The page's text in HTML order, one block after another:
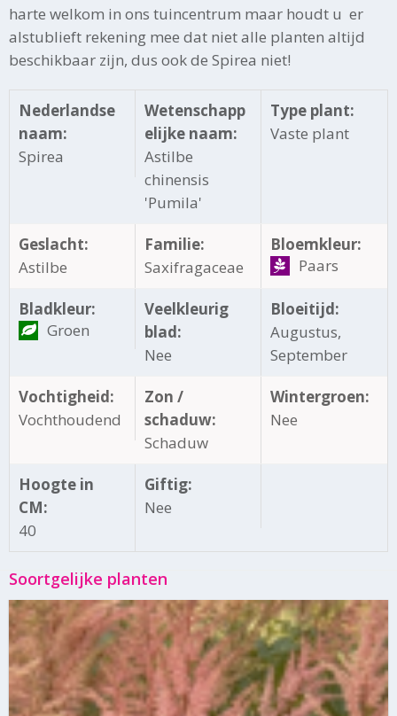
harte welkom in ons tuincentrum maar houdt u er
alstublieft rekening mee dat niet alle planten altijd
beschikbaar zijn, dus ook de Spirea niet!
Nederlandse
naam:
Spirea
Wetenschapp
elijke naam:
Astilbe
chinensis
'Pumila'
Type plant:
Vaste plant
Geslacht:
Astilbe
Familie:
Saxifragaceae
Bloemkleur:
Paars
Bladkleur:
Groen
Veelkleurig
blad:
Nee
Bloeitijd:
Augustus,
September
Vochtigheid:
Vochthoudend
Zon /
schaduw:
Schaduw
Wintergroen:
Nee
Hoogte in
CM:
40
Giftig:
Nee
Soortgelijke planten